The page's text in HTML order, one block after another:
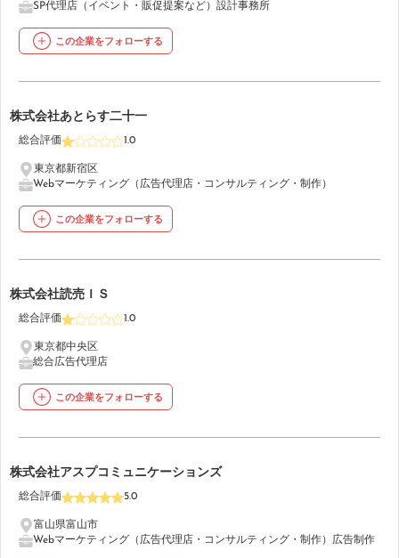
SP代理店（イベント・販促提案など）設計事務所
この企業をフォローする
32
株式会社あとらす二十一
総合評価 1.0
東京都新宿区
Webマーケティング（広告代理店・コンサルティング・制作）
この企業をフォローする
33
株式会社読売ＩＳ
総合評価 1.0
東京都中央区
総合広告代理店
この企業をフォローする
34
株式会社アスプコミュニケーションズ
総合評価 5.0
富山県富山市
Webマーケティング（広告代理店・コンサルティング・制作） 広告制作